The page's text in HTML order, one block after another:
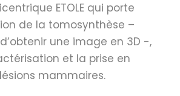
ETOLE qui porte
de la tomosynthèse –
une image en 3D -,
et la prise en
mammaires.